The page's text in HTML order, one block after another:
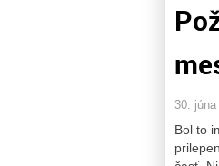
30.
Bol to